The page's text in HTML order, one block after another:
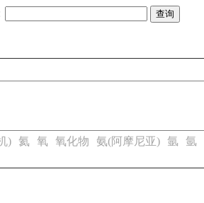
) 氦 氧 氧化物 氨(阿摩尼亚) 氩 氩